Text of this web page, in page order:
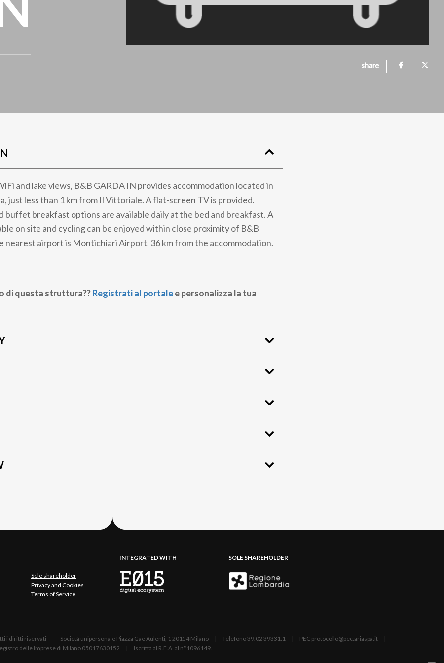
share
and lake views, B&B GARDA IN provides accommodation located in
just less than 1 km from Il Vittoriale. A flat-screen TV is provided.
buffet breakfast options are available daily at the bed and breakfast. A
on site and cycling can be enjoyed within close proximity of B&B
nearest airport is Montichiari Airport, 36 km from the accommodation.
di questa struttura??Registrati al portalee personalizza la tua
Sole shareholder
Privacy and Cookies
Terms of Service
INTEGRATED WITH SOLE SHAREHOLDER
i diritti riservati - Società unipersonale Piazza Gae Aulenti, 1 20154 Milano | Telefono 39.02 39331.1 | PEC protocollo@pec.ariaspa.it |
delle Imprese di Milano 05017630152 | Iscritta al R.E.A. al n°1096149.